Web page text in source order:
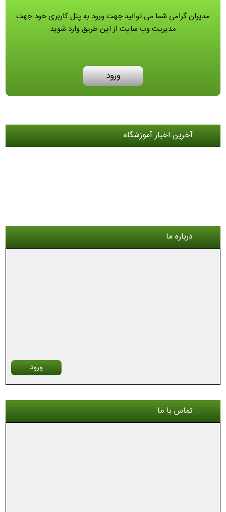
مدیران گرامی شما می توانید جهت ورود به پنل کاربری خود جهت
مدیریت وب سایت از این طریق وارد شوید
ورود
آخرین اخبار آموزشگاه
درباره ما
ورود
تماس با ما